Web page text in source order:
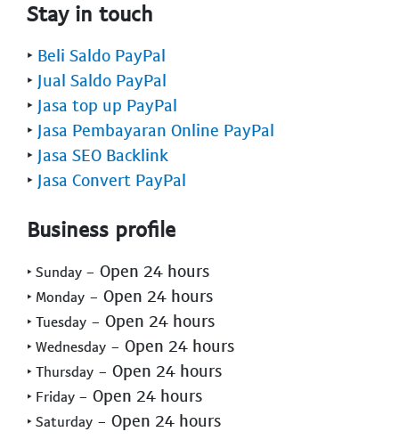
Stay in touch
‣ Beli Saldo PayPal
‣ Jual Saldo PayPal
‣ Jasa top up PayPal
‣ Jasa Pembayaran Online PayPal
‣ Jasa SEO Backlink
‣ Jasa Convert PayPal
Business profile
‣ Sunday - Open 24 hours
‣ Monday - Open 24 hours
‣ Tuesday - Open 24 hours
‣ Wednesday - Open 24 hours
‣ Thursday - Open 24 hours
‣ Friday - Open 24 hours
‣ Saturday - Open 24 hours